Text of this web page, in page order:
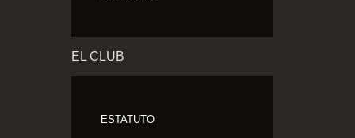
EL CLUB
ESTATUTO